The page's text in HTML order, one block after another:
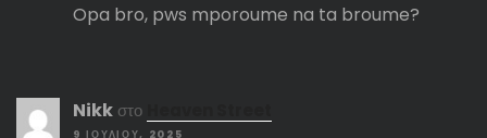
Opa bro, pws mporoume na ta broume?
Nikk στο
9 ΙΟΥΛΊΟΥ, 2025